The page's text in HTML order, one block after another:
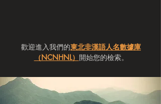
歡迎進入我們的東北非漢語人名數據庫
（NCNHNL） 開始您的檢索。